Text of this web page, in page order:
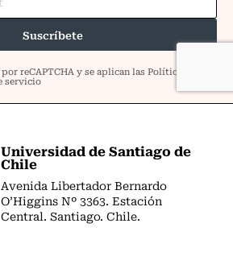
Universidad de Santiago de
Chile
Avenida Libertador Bernardo
O’Higgins Nº 3363. Estación
Central. Santiago. Chile.